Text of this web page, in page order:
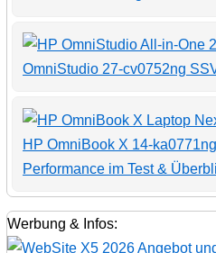
OmniStudio 27-cv0752ng
HP OmniBook X 14-
Performance im Test &
Werbung & Infos: